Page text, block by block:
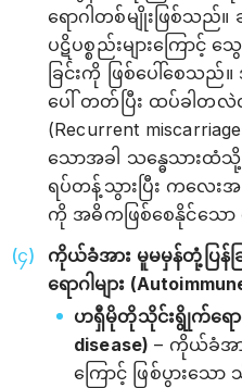
ရောဂါတစ်မျိုးဖြစ်သ
ပဋိပစ္စည်းများကြောင့်
ခြင်းကို ဖြစ်ပေါ်စေသည်။
ပေါ် တတ်ပြီး ထပ်ခါတ
(Recurrent
သောအခါ သန္ဓေသား
ရပ်တန့်သွားပြီး ကလေးအသ
ကို အဓိကဖြစ်စေနိုင်သော
ကိုယ်ခံအား မူမမှန်တုံ့ပြန်ခ
ရောဂါများ
ဟရှီမိုတိုသိုင်းရွိုက်ရောင်
disease) – ကိုယ်ခံအ
ကြောင့် ဖြစ်ပွားသေ